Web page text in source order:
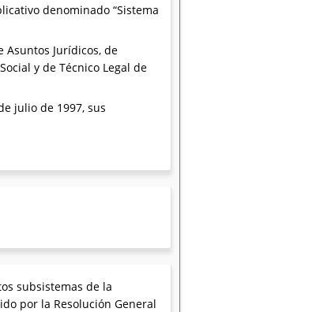
denominado “Sistema
Asuntos Jurídicos, de
y de Técnico Legal de
julio de 1997, sus
subsistemas de la
por la Resolución General